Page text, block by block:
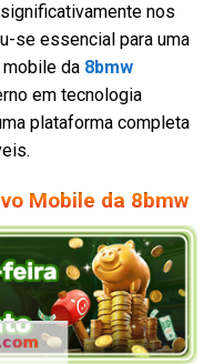
nos
se essencial para uma
da 8bmw
em tecnologia
plataforma completa
Mobile da 8bmw